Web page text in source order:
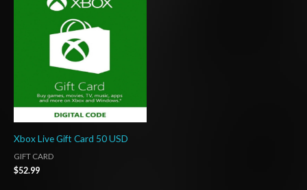
Xbox Live Gift Card 50 USD
GIFT CARD
$52.99